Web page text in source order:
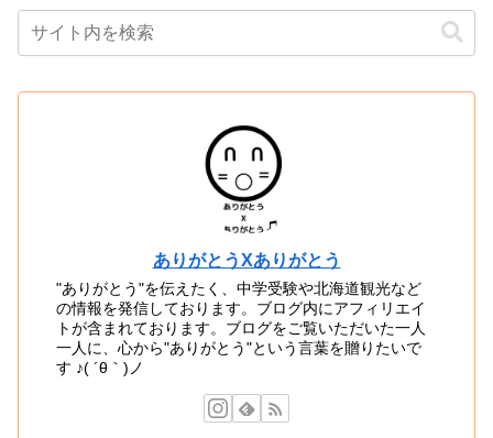
ありがとうXありがとう
"ありがとう"を伝えたく、中学受験や北海道観光など
の情報を発信しております。ブログ内にアフィリエイ
トが含まれております。ブログをご覧いただいた一人
一人に、心から"ありがとう"という言葉を贈りたいで
す ♪( ´θ｀)ノ